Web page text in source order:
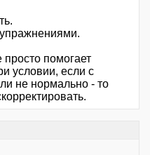
просто помогает
условии, если с
не нормально - то